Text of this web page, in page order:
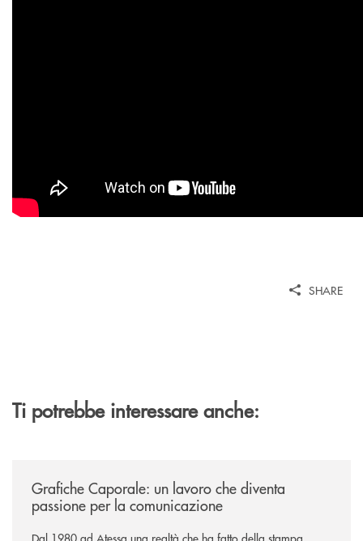
SHARE
Ti potrebbe interessare anche:
Grafiche Caporale: un lavoro che diventa
passione per la comunicazione
Dal 1980 ad Atessa una realtà che ha fatto della stampa